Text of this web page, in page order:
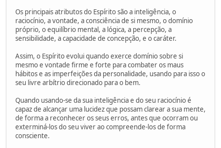
Os principais atributos do Espírito são a inteligência, o
raciocínio, a vontade, a consciência de si mesmo, o domínio
próprio, o equilíbrio mental, a lógica, a percepção, a
sensibilidade, a capacidade de concepção, e o caráter.
Assim, o Espírito evolui quando exerce domínio sobre si
mesmo e vontade firme e forte para combater os maus
hábitos e as imperfeições da personalidade, usando para isso o
seu livre arbítrio direcionado para o bem.
Quando usando-se da sua inteligência e do seu raciocínio é
capaz de alcançar uma lucidez que possam clarear a sua mente,
de forma a reconhecer os seus erros, antes que ocorram ou
exterminá-los do seu viver ao compreende-los de forma
consciente.